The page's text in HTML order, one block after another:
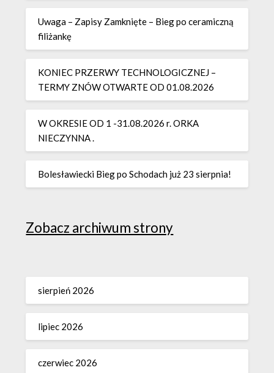
Uwaga – Zapisy Zamknięte – Bieg po ceramiczną
filiżankę
KONIEC PRZERWY TECHNOLOGICZNEJ –
TERMY ZNÓW OTWARTE OD 01.08.2026
W OKRESIE OD 1 -31.08.2026 r. ORKA
NIECZYNNA .
Bolesławiecki Bieg po Schodach już 23 sierpnia!
Zobacz archiwum strony
sierpień 2026
lipiec 2026
czerwiec 2026